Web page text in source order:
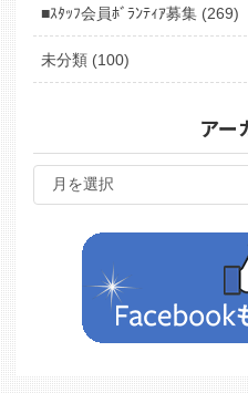
■ｽﾀｯﾌ会員ﾎﾞﾗﾝﾃｨｱ募集 (269)
未分類 (100)
アー